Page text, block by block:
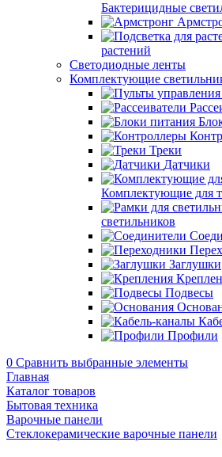
Бактерицидные
растений
Светодиодные ленты
Комплектующие
Треки
Датчики
Комплектующие для
светильников
Заглушки
Подвесы
Профили
0 Сравнить выбранные элементы
Главная
Каталог товаров
Бытовая техника
Варочные панели
Стеклокерамические варочные панели